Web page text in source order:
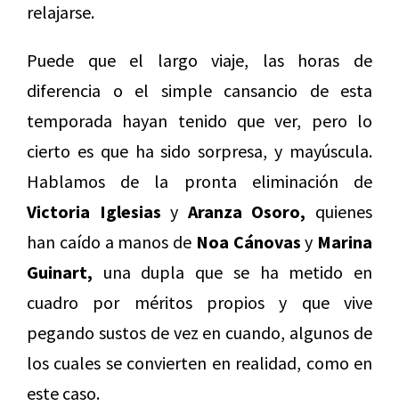
relajarse.
Puede que el largo viaje, las horas de
diferencia o el simple cansancio de esta
temporada hayan tenido que ver, pero lo
cierto es que ha sido sorpresa, y mayúscula.
Hablamos de la pronta eliminación de
Victoria Iglesias y Aranza Osoro, quienes
han caído a manos de Noa Cánovas y Marina
Guinart, una dupla que se ha metido en
cuadro por méritos propios y que vive
pegando sustos de vez en cuando, algunos de
los cuales se convierten en realidad, como en
este caso.